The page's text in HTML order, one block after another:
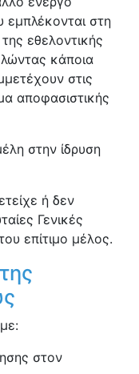
εμπλέκονται στη
εθελοντικής
κάποια
στις
αποφασιστικής
στην ίδρυση
ή δεν
Γενικές
επίτιμο μέλος.
στον